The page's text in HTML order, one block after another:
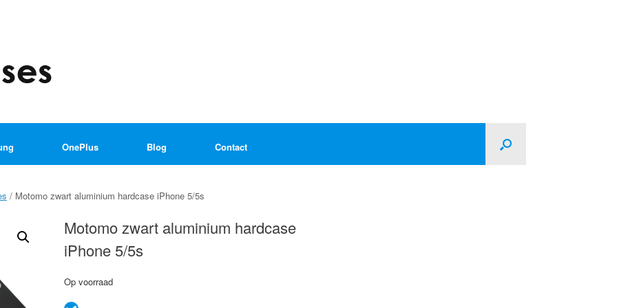
OnePlus Blog Contact
/ Motomo zwart aluminium hardcase iPhone 5/5s
Motomo zwart aluminium hardcase
iPhone 5/5s
Op voorraad